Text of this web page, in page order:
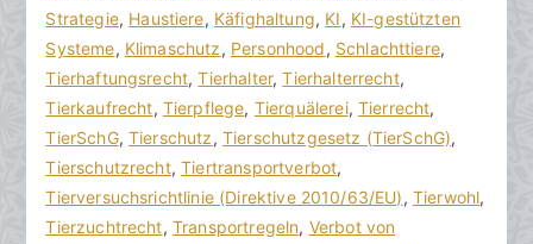
n
h
o
r
a
k
R
e
i
t
r
a
g
v
e
r
Strategie, Haustiere, Käfighaltung, KI, KI-gestützten
Systeme, Klimaschutz, Personhood, Schlachttiere,
Tierhaftungsrecht,Tierhalter,Tierhalterrecht,
Tierkaufrecht, Tierpflege, Tierquälerei,Tierrecht,
TierSchG,Tierschutz, Tierschutzgesetz (TierSchG),
Tierschutzrecht,Tiertransportverbot,
Tierversuchsrichtlinie (Direktive 2010/63/EU), Tierwohl,
Tierzuchtrecht, Transportregeln, Verbot von
i
n
e
K
o
m
m
e